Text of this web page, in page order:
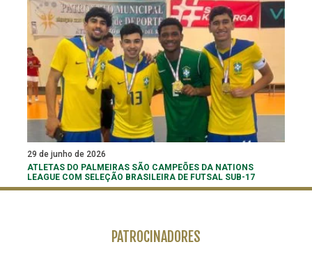
29 de junho de 2026
ATLETAS DO PALMEIRAS SÃO CAMPEÕES DA NATIONS
LEAGUE COM SELEÇÃO BRASILEIRA DE FUTSAL SUB-17
PATROCINADORES